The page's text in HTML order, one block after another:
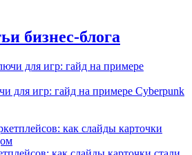
бизнес-блога
для игр: гайд на примере Cyberpunk